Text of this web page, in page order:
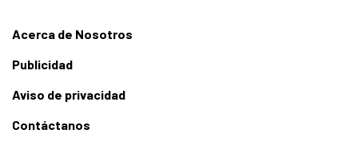
Acerca de Nosotros
Publicidad
Aviso de privacidad
Contáctanos